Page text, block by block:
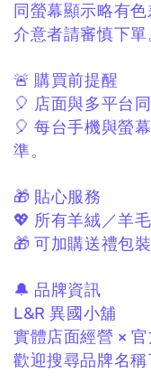
同螢幕顯示略有色
介意者請審慎下單
🚨 購買前提醒
🎈 店面與多平台
🎈 每台手機與螢
準。
🎁 貼心服務
💖 所有羊絨／羊
🎁 可加購送禮包
🔔 品牌資訊
L&R 異國小舖
實體店面經營 ×
歡迎搜尋品牌名